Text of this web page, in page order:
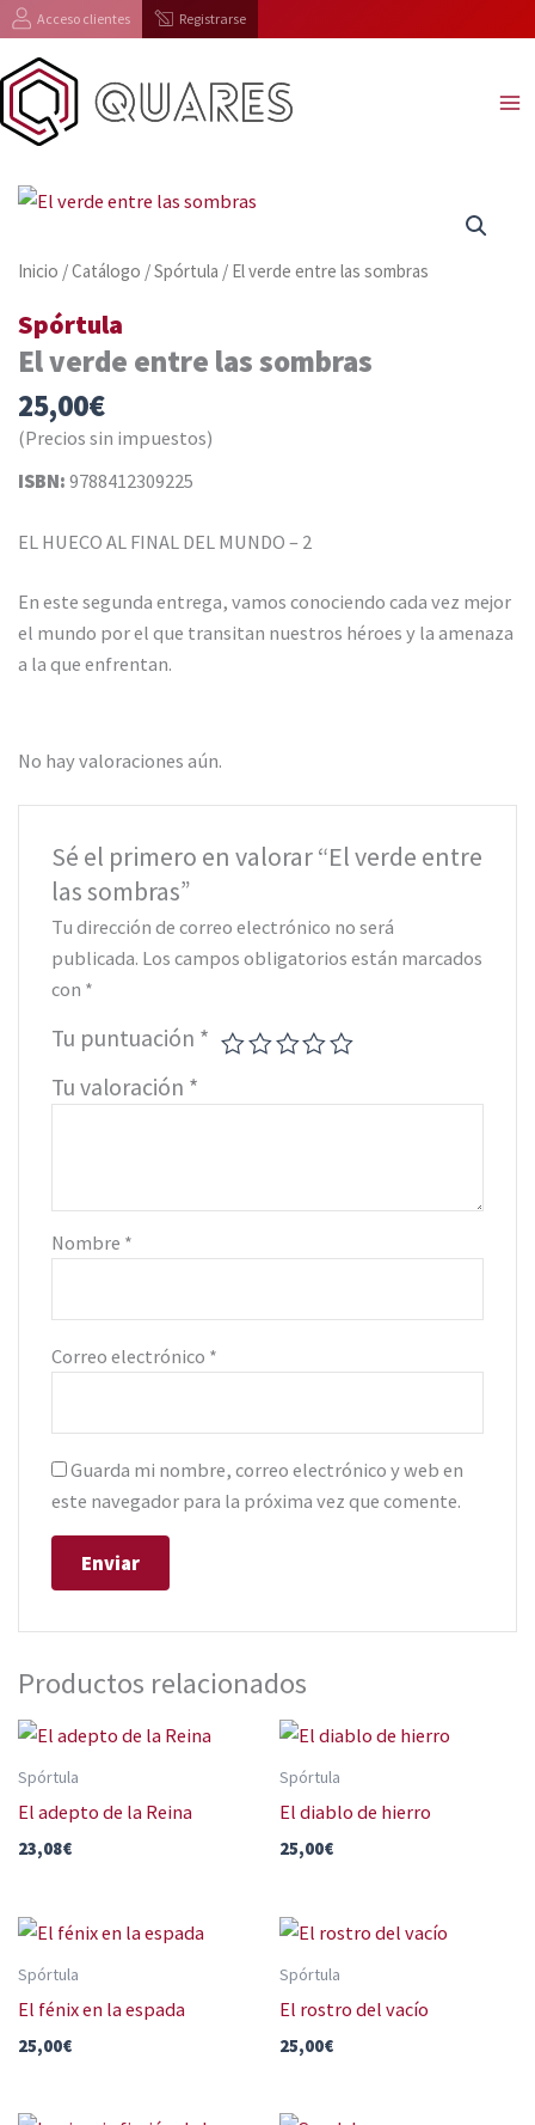
al
contenido
Acceso clientes Registrarse
Inicio /Catálogo /Spórtula / El verde entre las sombras
Spórtula
El verde entre las sombras
25,00€
(Precios sin impuestos)
ISBN: 9788412309225
EL HUECO AL FINAL DEL MUNDO – 2
En este segunda entrega, vamos conociendo cada vez mejor
el mundo por el que transitan nuestros héroes y la amenaza
a la que enfrentan.
No hay valoraciones aún.
Sé el primero en valorar “El verde entre
las sombras”
Tu dirección de correo electrónico no será
publicada. Los campos obligatorios están marcados
con *
Tu puntuación *
Tu valoración *
Nombre *
Correo electrónico *
Guarda mi nombre, correo electrónico y web en
este navegador para la próxima vez que comente.
Productos relacionados
Spórtula
El adepto de la Reina
23,08€
Spórtula
El diablo de hierro
25,00€
Spórtula
El fénix en la espada
25,00€
Spórtula
El rostro del vacío
25,00€